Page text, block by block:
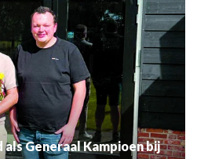
Generaal Kampioen bij